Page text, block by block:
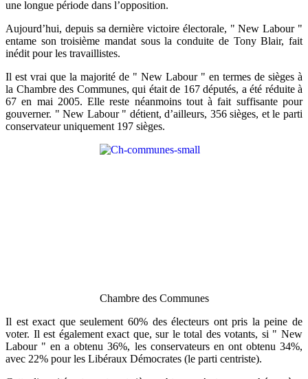
une longue période dans l’opposition.
Aujourd’hui, depuis sa dernière victoire électorale, " New Labour "
entame son troisième mandat sous la conduite de Tony Blair, fait
inédit pour les travaillistes.
Il est vrai que la majorité de " New Labour " en termes de sièges à
la Chambre des Communes, qui était de 167 députés, a été réduite à
67 en mai 2005. Elle reste néanmoins tout à fait suffisante pour
gouverner. " New Labour " détient, d’ailleurs, 356 sièges, et le parti
conservateur uniquement 197 sièges.
Chambre des Communes
Il est exact que seulement 60% des électeurs ont pris la peine de
voter. Il est également exact que, sur le total des votants, si " New
Labour " en a obtenu 36%, les conservateurs en ont obtenu 34%,
avec 22% pour les Libéraux Démocrates (le parti centriste).